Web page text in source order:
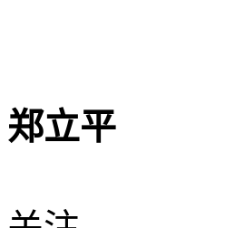
郑立平